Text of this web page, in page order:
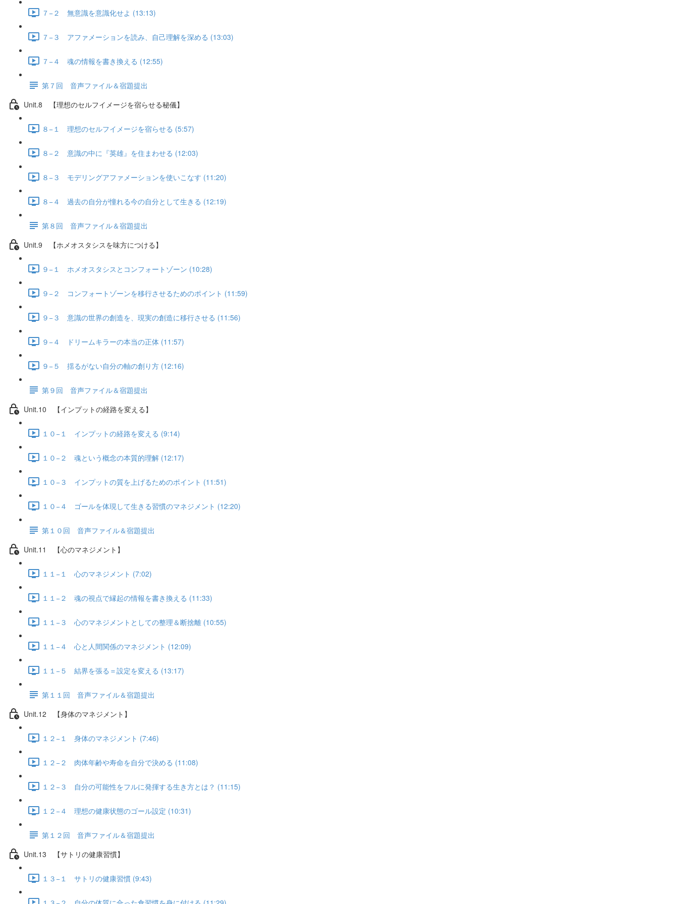
７−２ 無意識を意識化せよ (13:13)
７−３ アファメーションを読み、自己理解を深める (13:03)
７−４ 魂の情報を書き換える (12:55)
第７回 音声ファイル＆宿題提出
Unit.8 【理想のセルフイメージを宿らせる秘儀】
８−１ 理想のセルフイメージを宿らせる (5:57)
８−２ 意識の中に『英雄』を住まわせる (12:03)
８−３ モデリングアファメーションを使いこなす (11:20)
８−４ 過去の自分が憧れる今の自分として生きる (12:19)
第８回 音声ファイル＆宿題提出
Unit.9 【ホメオスタシスを味方につける】
９−１ ホメオスタシスとコンフォートゾーン (10:28)
９−２ コンフォートゾーンを移行させるためのポイント (11:59)
９−３ 意識の世界の創造を、現実の創造に移行させる (11:56)
９−４ ドリームキラーの本当の正体 (11:57)
９−５ 揺るがない自分の軸の創り方 (12:16)
第９回 音声ファイル＆宿題提出
Unit.10 【インプットの経路を変える】
１０−１ インプットの経路を変える (9:14)
１０−２ 魂という概念の本質的理解 (12:17)
１０−３ インプットの質を上げるためのポイント (11:51)
１０−４ ゴールを体現して生きる習慣のマネジメント (12:20)
第１０回 音声ファイル＆宿題提出
Unit.11 【心のマネジメント】
１１−１ 心のマネジメント (7:02)
１１−２ 魂の視点で縁起の情報を書き換える (11:33)
１１−３ 心のマネジメントとしての整理＆断捨離 (10:55)
１１−４ 心と人間関係のマネジメント (12:09)
１１−５ 結界を張る＝設定を変える (13:17)
第１１回 音声ファイル＆宿題提出
Unit.12 【身体のマネジメント】
１２−１ 身体のマネジメント (7:46)
１２−２ 肉体年齢や寿命を自分で決める (11:08)
１２−３ 自分の可能性をフルに発揮する生き方とは？ (11:15)
１２−４ 理想の健康状態のゴール設定 (10:31)
第１２回 音声ファイル＆宿題提出
Unit.13 【サトリの健康習慣】
１３−１ サトリの健康習慣 (9:43)